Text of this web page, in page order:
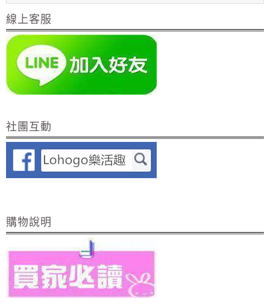
線上客服
社團互動
購物說明